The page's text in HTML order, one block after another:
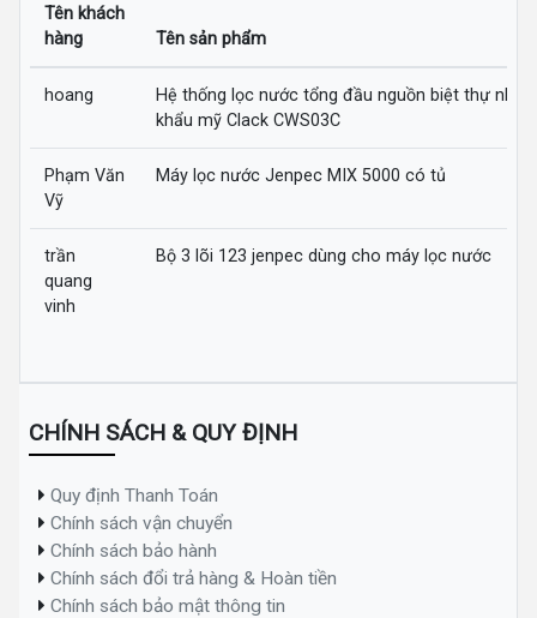
Tên khách
hàng
Tên sản phẩm
hoang
Hệ thống lọc nước tổng đầu nguồn biệt thự nhập
khẩu mỹ Clack CWS03C
Phạm Văn
Vỹ
Máy lọc nước Jenpec MIX 5000 có tủ
trần
quang
vinh
Bộ 3 lõi 123 jenpec dùng cho máy lọc nước
CHÍNH SÁCH & QUY ĐỊNH
Quy định Thanh Toán
Chính sách vận chuyển
Chính sách bảo hành
Chính sách đổi trả hàng & Hoàn tiền
Chính sách bảo mật thông tin